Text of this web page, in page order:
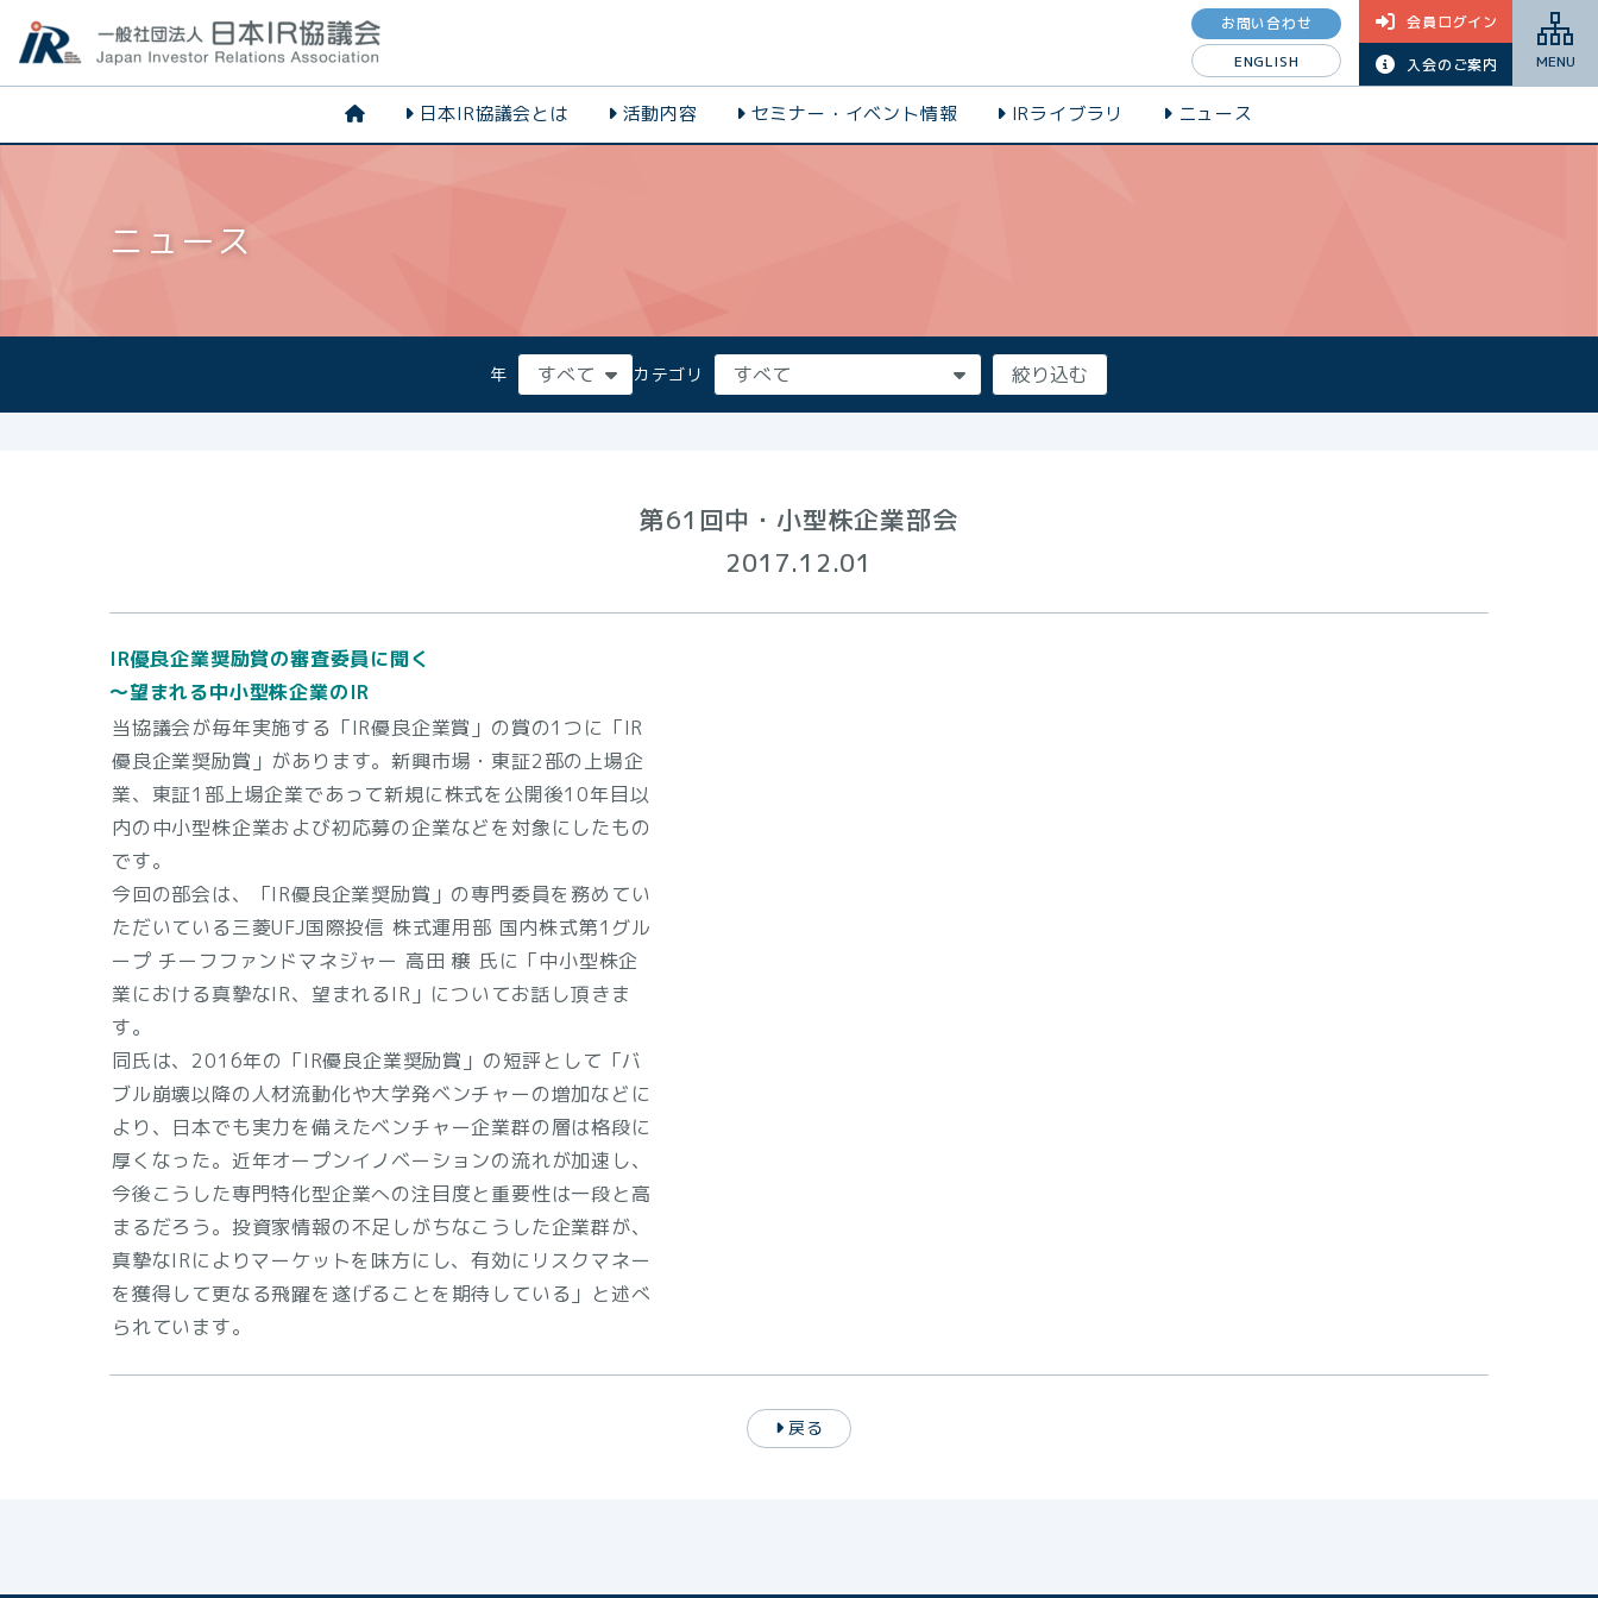
お問い合わせ
ENGLISH
会員ログイン
入会のご案内 MENU
日本IR協議会とは 活動内容 セミナー・イベント情報 IRライブラリ ニュース
ニュース
年 カテゴリ
第61回中・小型株企業部会
2017.12.01
IR優良企業奨励賞の審査委員に聞く
～望まれる中小型株企業のIR
当協議会が毎年実施する「IR優良企業賞」の賞の1つに「IR
優良企業奨励賞」があります。新興市場・東証2部の上場企
業、東証1部上場企業であって新規に株式を公開後10年目以
内の中小型株企業および初応募の企業などを対象にしたもの
です。
今回の部会は、「IR優良企業奨励賞」の専門委員を務めてい
ただいている三菱UFJ国際投信 株式運用部 国内株式第1グル
ープ チーフファンドマネジャー 高田 穣 氏に「中小型株企
業における真摯なIR、望まれるIR」についてお話し頂きま
す。
同氏は、2016年の「IR優良企業奨励賞」の短評として「バ
ブル崩壊以降の人材流動化や大学発ベンチャーの増加などに
より、日本でも実力を備えたベンチャー企業群の層は格段に
厚くなった。近年オープンイノベーションの流れが加速し、
今後こうした専門特化型企業への注目度と重要性は一段と高
まるだろう。投資家情報の不足しがちなこうした企業群が、
真摯なIRによりマーケットを味方にし、有効にリスクマネー
を獲得して更なる飛躍を遂げることを期待している」と述べ
られています。
戻る